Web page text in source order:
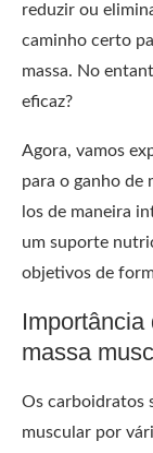
reduzir ou
caminho certo
massa. No
eficaz?
Agora, vamos
para o ganho de
los de maneira
um suporte
objetivos de
massa
Os carboidratos
muscular por